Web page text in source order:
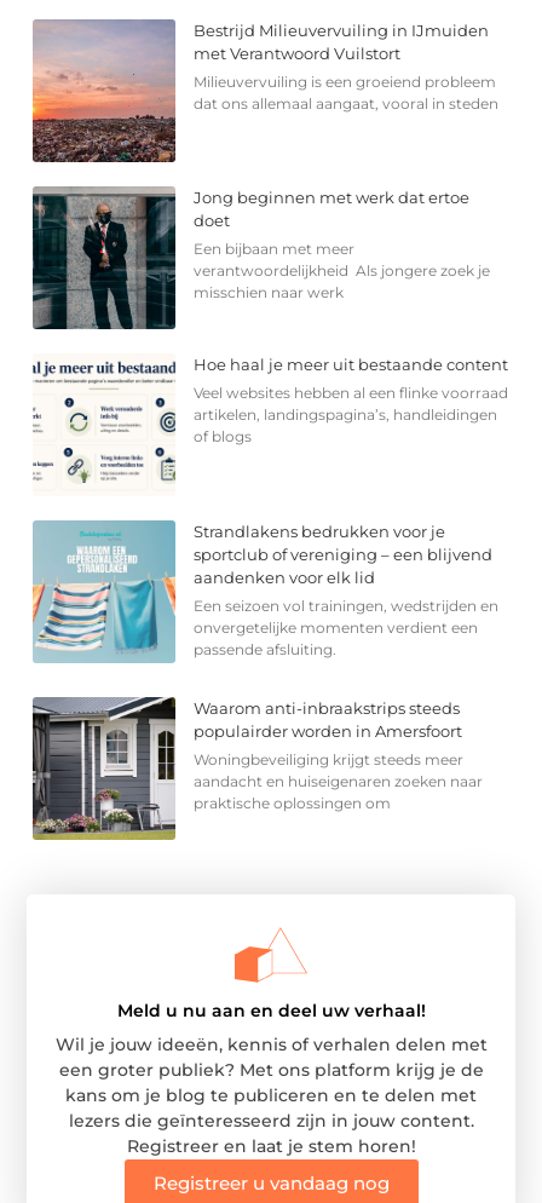
Bestrijd Milieuvervuiling in IJmuiden
met Verantwoord Vuilstort
Milieuvervuiling is een groeiend probleem
dat ons allemaal aangaat, vooral in steden
Jong beginnen met werk dat ertoe
doet
Een bijbaan met meer
verantwoordelijkheid Als jongere zoek je
misschien naar werk
Hoe haal je meer uit bestaande content
Veel websites hebben al een flinke voorraad
artikelen, landingspagina’s, handleidingen
of blogs
Strandlakens bedrukken voor je
sportclub of vereniging – een blijvend
aandenken voor elk lid
Een seizoen vol trainingen, wedstrijden en
onvergetelijke momenten verdient een
passende afsluiting.
Waarom anti-inbraakstrips steeds
populairder worden in Amersfoort
Woningbeveiliging krijgt steeds meer
aandacht en huiseigenaren zoeken naar
praktische oplossingen om
Meld u nu aan en deel uw verhaal!
Wil je jouw ideeën, kennis of verhalen delen met
een groter publiek? Met ons platform krijg je de
kans om je blog te publiceren en te delen met
lezers die geïnteresseerd zijn in jouw content.
Registreer en laat je stem horen!
Registreer u vandaag nog